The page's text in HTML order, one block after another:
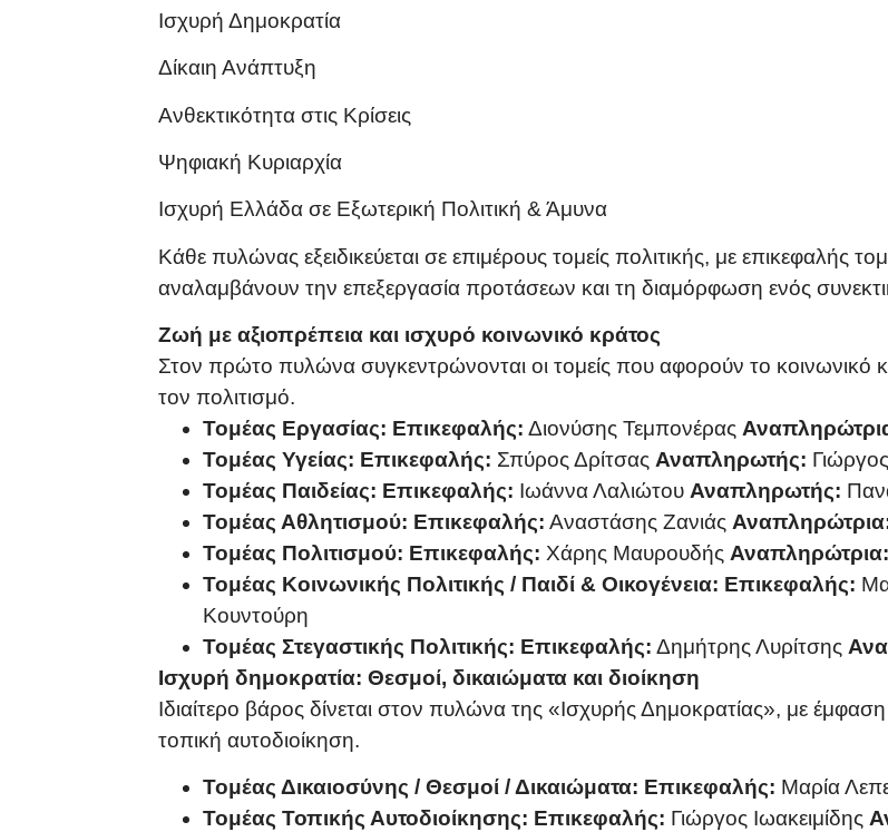
Ισχυρή Δημοκρατία
Δίκαιη Ανάπτυξη
Ανθεκτικότητα στις Κρίσεις
Ψηφιακή Κυριαρχία
Ισχυρή Ελλάδα σε Εξωτερική Πολιτική & Άμυνα
Κάθε πυλώνας εξειδικεύεται σε επιμέρους τομείς πολιτικής, με επικεφαλής
αναλαμβάνουν την επεξεργασία προτάσεων και τη διαμόρφωση ενός
Ζωή με αξιοπρέπεια και ισχυρό κοινωνικό κράτος
Στον πρώτο πυλώνα συγκεντρώνονται οι τομείς που αφορούν το κοινωνικό
τον πολιτισμό.
Τομέας Εργασίας: Επικεφαλής: Διονύσης Τεμπονέρας
Τομέας Υγείας: Επικεφαλής: Σπύρος Δρίτσας Αναπληρωτής:
Τομέας Παιδείας: Επικεφαλής: Ιωάννα Λαλιώτου Αναπληρωτής:
Τομέας Αθλητισμού: Επικεφαλής: Αναστάσης Ζανιάς
Τομέας Πολιτισμού: Επικεφαλής: Χάρης Μαυρουδής Αναπληρώτρια:
Τομέας Κοινωνικής Πολιτικής / Παιδί & Οικογένεια: Επικεφαλής:
Κουντούρη
Τομέας Στεγαστικής Πολιτικής: Επικεφαλής: Δημήτρης Λυρίτσης
Ισχυρή δημοκρατία: Θεσμοί, δικαιώματα και διοίκηση
Ιδιαίτερο βάρος δίνεται στον πυλώνα της «Ισχυρής Δημοκρατίας», με
τοπική αυτοδιοίκηση.
Τομέας Δικαιοσύνης / Θεσμοί / Δικαιώματα: Επικεφαλής: Μαρία
Τομέας Τοπικής Αυτοδιοίκησης: Επικεφαλής: Γιώργος Ιωακειμίδης